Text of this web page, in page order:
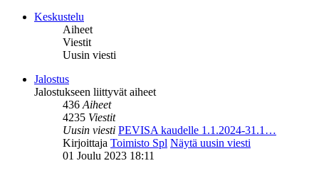
Keskustelu
Aiheet
Viestit
Uusin viesti
Jalostus
Jalostukseen liittyvät aiheet
436Aiheet
4235 Viestit
Uusin viesti PEVISA kaudelle 1.1.2024-31.1…
Kirjoittaja Toimisto Spl Näytä uusin viesti
01 Joulu 2023 18:11